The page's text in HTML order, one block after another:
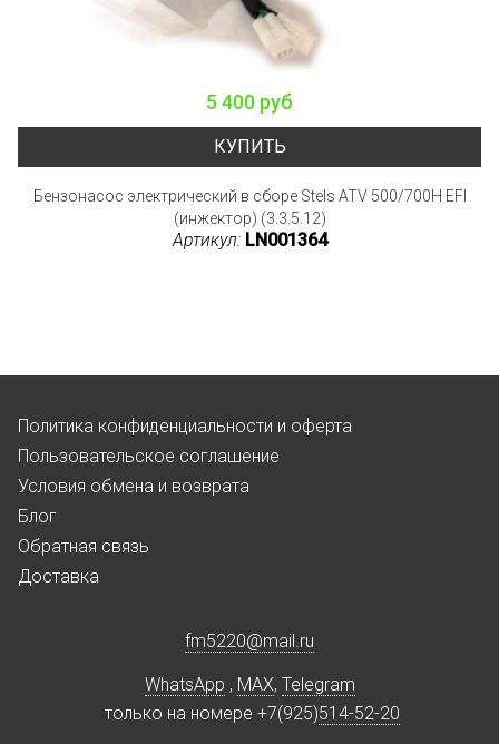
5 400 руб
КУПИТЬ
Бензонасос электрический в сборе Stels ATV 500/700H EFI
(инжектор) (3.3.5.12)
Артикул: LN001364
Политика конфиденциальности и оферта
Пользовательское соглашение
Условия обмена и возврата
Блог
Обратная связь
Доставка
fm5220@mail.ru
WhatsApp , MAX, Telegram
только на номере +7(925)514-52-20